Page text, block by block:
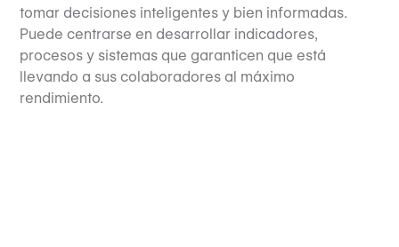
tomar decisiones inteligentes y bien informadas.
Puede centrarse en desarrollar indicadores,
procesos y sistemas que garanticen que está
llevando a sus colaboradores al máximo
rendimiento.